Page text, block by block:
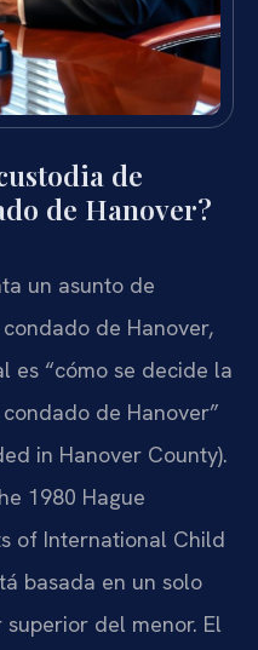
de
de Hanover?
un asunto de
de Hanover,
es “cómo se decide la
de Hanover”
in Hanover County).
1980 Hague
of International Child
basada en un solo
del menor. El